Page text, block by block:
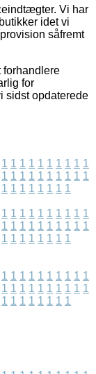
Vi har
idet vi
såfremt
forhandlere
for
sidst opdaterede
1 1 1 1 1 1 1 1 1 1
1 1 1 1 1 1 1 1 1 1
1 1 1 1 1 1 1 1
1 1 1 1 1 1 1 1 1 1
1 1 1 1 1 1 1 1 1 1
1 1 1 1 1 1 1 1
1 1 1 1 1 1 1 1 1 1
1 1 1 1 1 1 1 1 1 1
1 1 1 1 1 1 1 1